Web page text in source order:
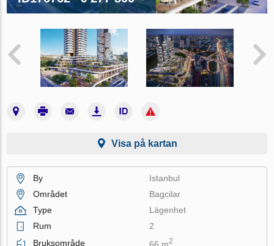
Visa på kartan
By
Istanbul
Området
Bagcilar
Type
Lägenhet
Rum
2
Bruksområde
66 m2